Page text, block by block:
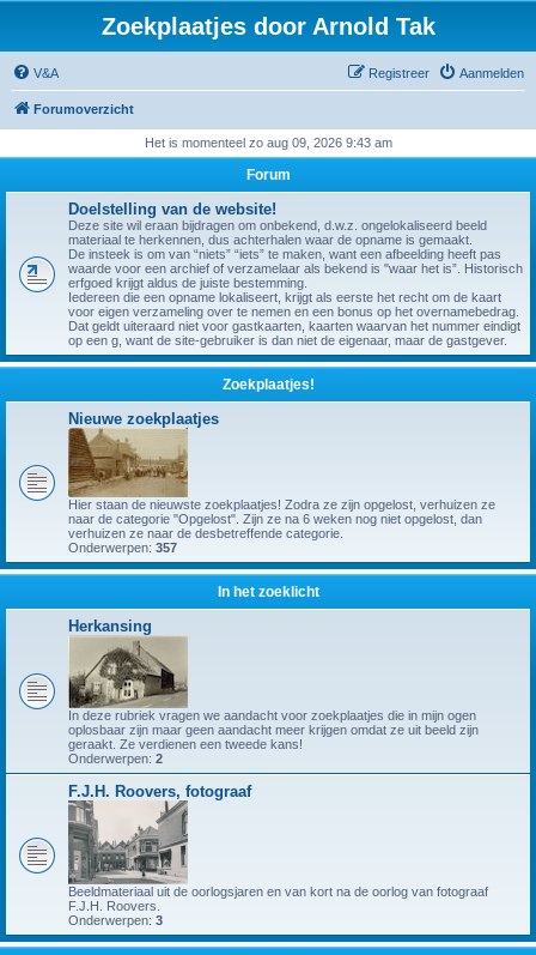
Zoekplaatjes door Arnold Tak
V&A Aanmelden
Registreer
Forumoverzicht
Het is momenteel zo aug 09, 2026 9:43 am
Forum
Doelstelling van de website!
Deze site wil eraan bijdragen om onbekend, d.w.z. ongelokaliseerd beeld
materiaal te herkennen, dus achterhalen waar de opname is gemaakt.
De insteek is om van “niets” “iets” te maken, want een afbeelding heeft pas
waarde voor een archief of verzamelaar als bekend is "waar het is”. Historisch
erfgoed krijgt aldus de juiste bestemming.
Iedereen die een opname lokaliseert, krijgt als eerste het recht om de kaart
voor eigen verzameling over te nemen en een bonus op het overnamebedrag.
Dat geldt uiteraard niet voor gastkaarten, kaarten waarvan het nummer eindigt
op een g, want de site-gebruiker is dan niet de eigenaar, maar de gastgever.
Zoekplaatjes!
Nieuwe zoekplaatjes
Hier staan de nieuwste zoekplaatjes! Zodra ze zijn opgelost, verhuizen ze
naar de categorie "Opgelost". Zijn ze na 6 weken nog niet opgelost, dan
verhuizen ze naar de desbetreffende categorie.
Onderwerpen: 357
In het zoeklicht
Herkansing
In deze rubriek vragen we aandacht voor zoekplaatjes die in mijn ogen
oplosbaar zijn maar geen aandacht meer krijgen omdat ze uit beeld zijn
geraakt. Ze verdienen een tweede kans!
Onderwerpen: 2
F.J.H. Roovers, fotograaf
Beeldmateriaal uit de oorlogsjaren en van kort na de oorlog van fotograaf
F.J.H. Roovers.
Onderwerpen: 3